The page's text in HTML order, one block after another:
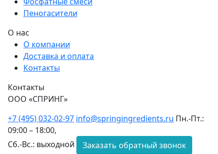
Пеногасители
О нас
О компании
Доставка и оплата
Контакты
Контакты
ООО «СПРИНГ»
+7 (495) 032-02-97 info@springingredients.ru Пн.-Пт.:
09:00 – 18:00,
Сб.-Вс.: выходной
Заказать обратный звонок